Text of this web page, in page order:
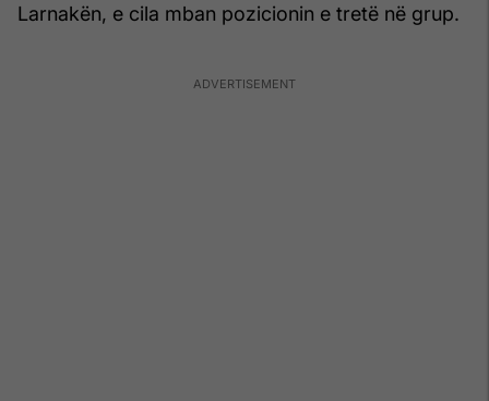
Larnakën, e cila mban pozicionin e tretë në grup.